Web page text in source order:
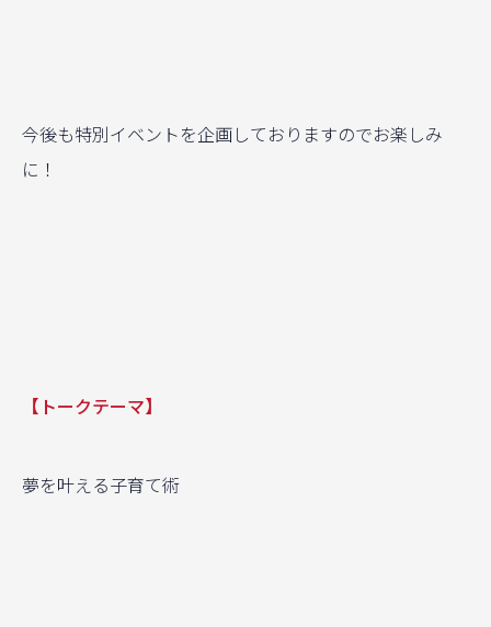
今後も特別イベントを企画しておりますのでお楽しみ
に！
【トークテーマ】
夢を叶える子育て術